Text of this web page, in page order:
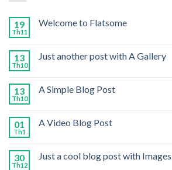
19
Th11
Welcome to Flatsome
13
Th10
Just another post with A Gallery
13
Th10
A Simple Blog Post
01
Th1
A Video Blog Post
30
Th12
Just a cool blog post with Images